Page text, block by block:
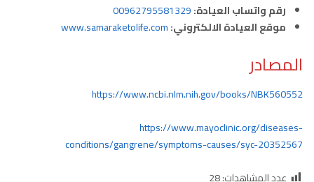
رقم واتساب العيادة:00962795581329
موقع العيادة الالكتروني:www.samaraketolife.com
المصادر
https://www.ncbi.nlm.nih.gov/books/NBK560552
https://www.mayoclinic.org/diseases-
conditions/gangrene/symptoms-causes/syc-20352567
عدد المشاهدات:28